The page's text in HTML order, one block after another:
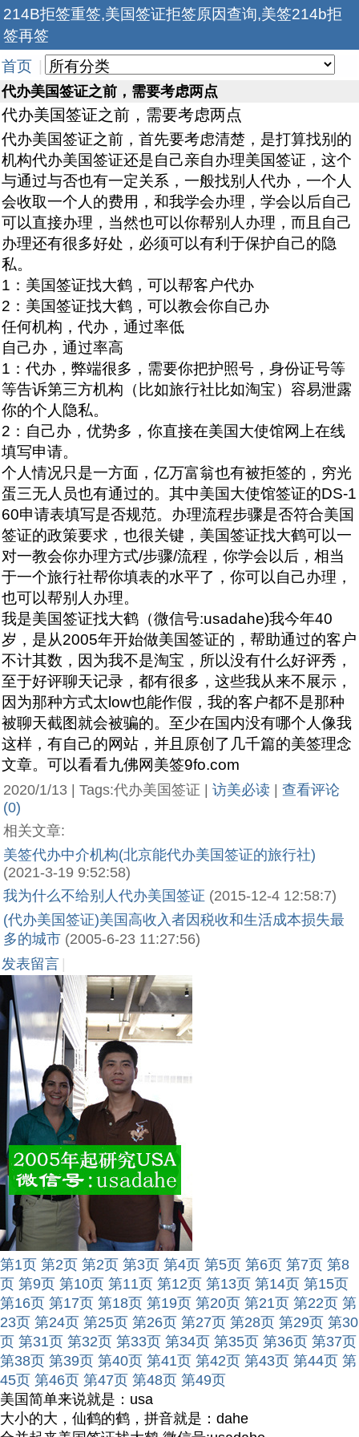
214B拒签重签,美国签证拒签原因查询,美签214b拒
签再签
首页
代办美国签证之前，需要考虑两点
代办美国签证之前，需要考虑两点
代办美国签证之前，首先要考虑清楚，是打算找别的
机构代办美国签证还是自己亲自办理美国签证，这个
与通过与否也有一定关系，一般找别人代办，一个人
会收取一个人的费用，和我学会办理，学会以后自己
可以直接办理，当然也可以你帮别人办理，而且自己
办理还有很多好处，必须可以有利于保护自己的隐
私。
1：美国签证找大鹤，可以帮客户代办
2：美国签证找大鹤，可以教会你自己办
任何机构，代办，通过率低
自己办，通过率高
1：代办，弊端很多，需要你把护照号，身份证号等
等告诉第三方机构（比如旅行社比如淘宝）容易泄露
你的个人隐私。
2：自己办，优势多，你直接在美国大使馆网上在线
填写申请。
个人情况只是一方面，亿万富翁也有被拒签的，穷光
蛋三无人员也有通过的。其中美国大使馆签证的DS-1
60申请表填写是否规范。办理流程步骤是否符合美国
签证的政策要求，也很关键，美国签证找大鹤可以一
对一教会你办理方式/步骤/流程，你学会以后，相当
于一个旅行社帮你填表的水平了，你可以自己办理，
也可以帮别人办理。
我是美国签证找大鹤（微信号:usadahe)我今年40
岁，是从2005年开始做美国签证的，帮助通过的客户
不计其数，因为我不是淘宝，所以没有什么好评秀，
至于好评聊天记录，都有很多，这些我从来不展示，
因为那种方式太low也能作假，我的客户都不是那种
被聊天截图就会被骗的。至少在国内没有哪个人像我
这样，有自己的网站，并且原创了几千篇的美签理念
文章。可以看看九佛网美签9fo.com
2020/1/13 | Tags:代办美国签证 | 访美必读
查看评论
(0)
相关文章:
美签代办中介机构(北京能代办美国签证的旅行社)
(2021-3-19 9:52:58)
我为什么不给别人代办美国签证 (2015-12-4 12:58:7)
(代办美国签证)美国高收入者因税收和生活成本损失最
多的城市 (2005-6-23 11:27:56)
发表留言
第1页 第2页 第2页 第3页 第4页 第5页 第6页 第7页 第8
页 第9页 第10页 第11页 第12页 第13页 第14页 第15页
第16页 第17页 第18页 第19页 第20页 第21页 第22页 第
23页 第24页 第25页 第26页 第27页 第28页 第29页 第30
页 第31页 第32页 第33页 第34页 第35页 第36页 第37页
第38页 第39页 第40页 第41页 第42页 第43页 第44页 第
45页 第46页 第47页 第48页 第49页
美国简单来说就是：usa
大小的大，仙鹤的鹤，拼音就是：dahe